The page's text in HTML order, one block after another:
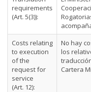
requirements
(Art. 5(3)):
Costs relating
to execution
of the
request for
service
(Art. 12):
No hay
los
Cartera